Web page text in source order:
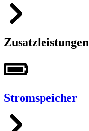
Zusatzleistungen
Stromspeicher